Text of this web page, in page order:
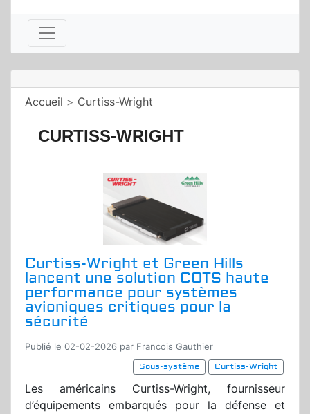
Accueil > Curtiss-Wright
CURTISS-WRIGHT
Curtiss-Wright et Green Hills
lancent une solution COTS haute
performance pour systèmes
avioniques critiques pour la
sécurité
Publié le 02-02-2026 par Francois Gauthier
Sous-système
Curtiss-Wright
Les américains Curtiss-Wright, fournisseur
d’équipements embarqués pour la défense et